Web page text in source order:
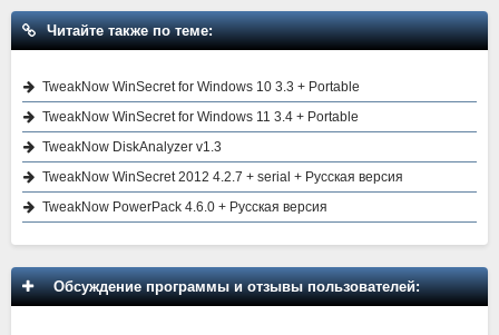
Читайте также по теме:
TweakNow WinSecret for Windows 10 3.3 + Portable
TweakNow WinSecret for Windows 11 3.4 + Portable
TweakNow DiskAnalyzer v1.3
TweakNow WinSecret 2012 4.2.7 + serial + Русская версия
TweakNow PowerPack 4.6.0 + Русская версия
Обсуждение программы и отзывы пользователей: